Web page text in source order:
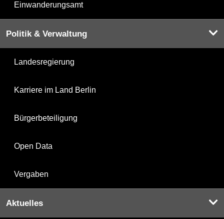
Einwanderungsamt
Politik & Verwaltung
Landesregierung
Karriere im Land Berlin
Bürgerbeteiligung
Open Data
Vergaben
Aktuelles